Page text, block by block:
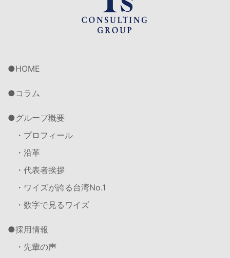
HOME
コラム
グループ概要
・プロフィール
・沿革
・代表者挨拶
・ワイズが誇る台湾No.1
・数字で見るワイズ
採用情報
・先輩の声